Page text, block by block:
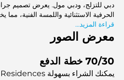
دبي للتزلج، ودبي مول. يعرض تصميم
الحرفية الاستثنائية واللمسة الفنية،
يعتبر الترفيه والراحة جزءًا من الحياة
قراءة المزيد...
معرض الصور
70/30 خطة الدفع